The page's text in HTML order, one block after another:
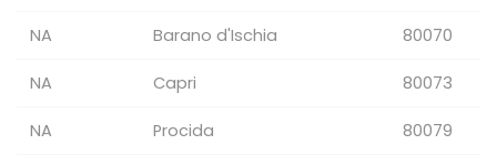
NA Barano d'Ischia 80070
NA Capri 80073
NA Procida 80079